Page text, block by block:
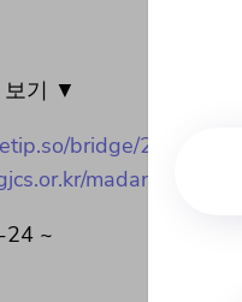
보기 ▼
bridge/2023년 9
madang/notice
24 ~